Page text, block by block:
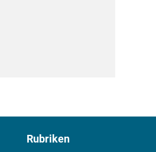
Rubriken